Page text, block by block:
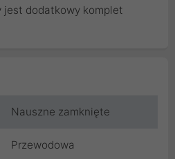
jest dodatkowy komplet
Nauszne zamknięte
Przewodowa